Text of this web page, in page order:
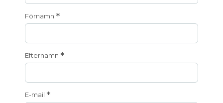
Förnamn *
Efternamn *
E-mail *